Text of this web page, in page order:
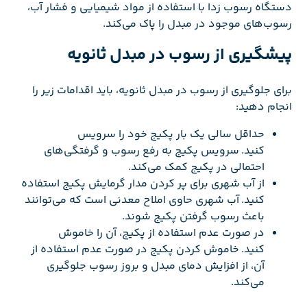
دستگاه رسوب زدا با استفاده از مواد شیمیایی و فشار آب،
رسوب‌های موجود در مبدل را پاک می‌کند.
پیشگیری از رسوب در مبدل ثانویه
برای جلوگیری از رسوب در مبدل ثانویه، باید اقدامات زیر را
انجام دهید:
حداقل سالی یک بار پکیج خود را سرویس
کنید. سرویس پکیج به رفع رسوب و گرفتگی‌های
احتمالی در پکیج کمک می‌کند.
از آب شهری برای پر کردن مدار گرمایش پکیج استفاده
کنید. آب شهری حاوی املاح معدنی است که می‌توانند
باعث رسوب گرفتن پکیج شوند.
در صورت عدم استفاده از پکیج، آن را خاموش
کنید. خاموش کردن پکیج در صورت عدم استفاده از
آن، از افزایش دمای مبدل و بروز رسوب جلوگیری
می‌کند.